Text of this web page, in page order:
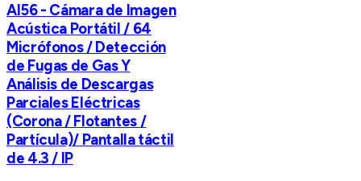
AI56 - Cámara de Imagen
Acústica Portátil / 64
Micrófonos / Detección
de Fugas de Gas Y
Análisis de Descargas
Parciales Eléctricas
(Corona / Flotantes /
Partícula)/ Pantalla táctil
de 4.3 / IP